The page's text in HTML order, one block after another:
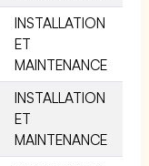
INSTALLATION
ET
MAINTENANCE
INSTALLATION
ET
MAINTENANCE